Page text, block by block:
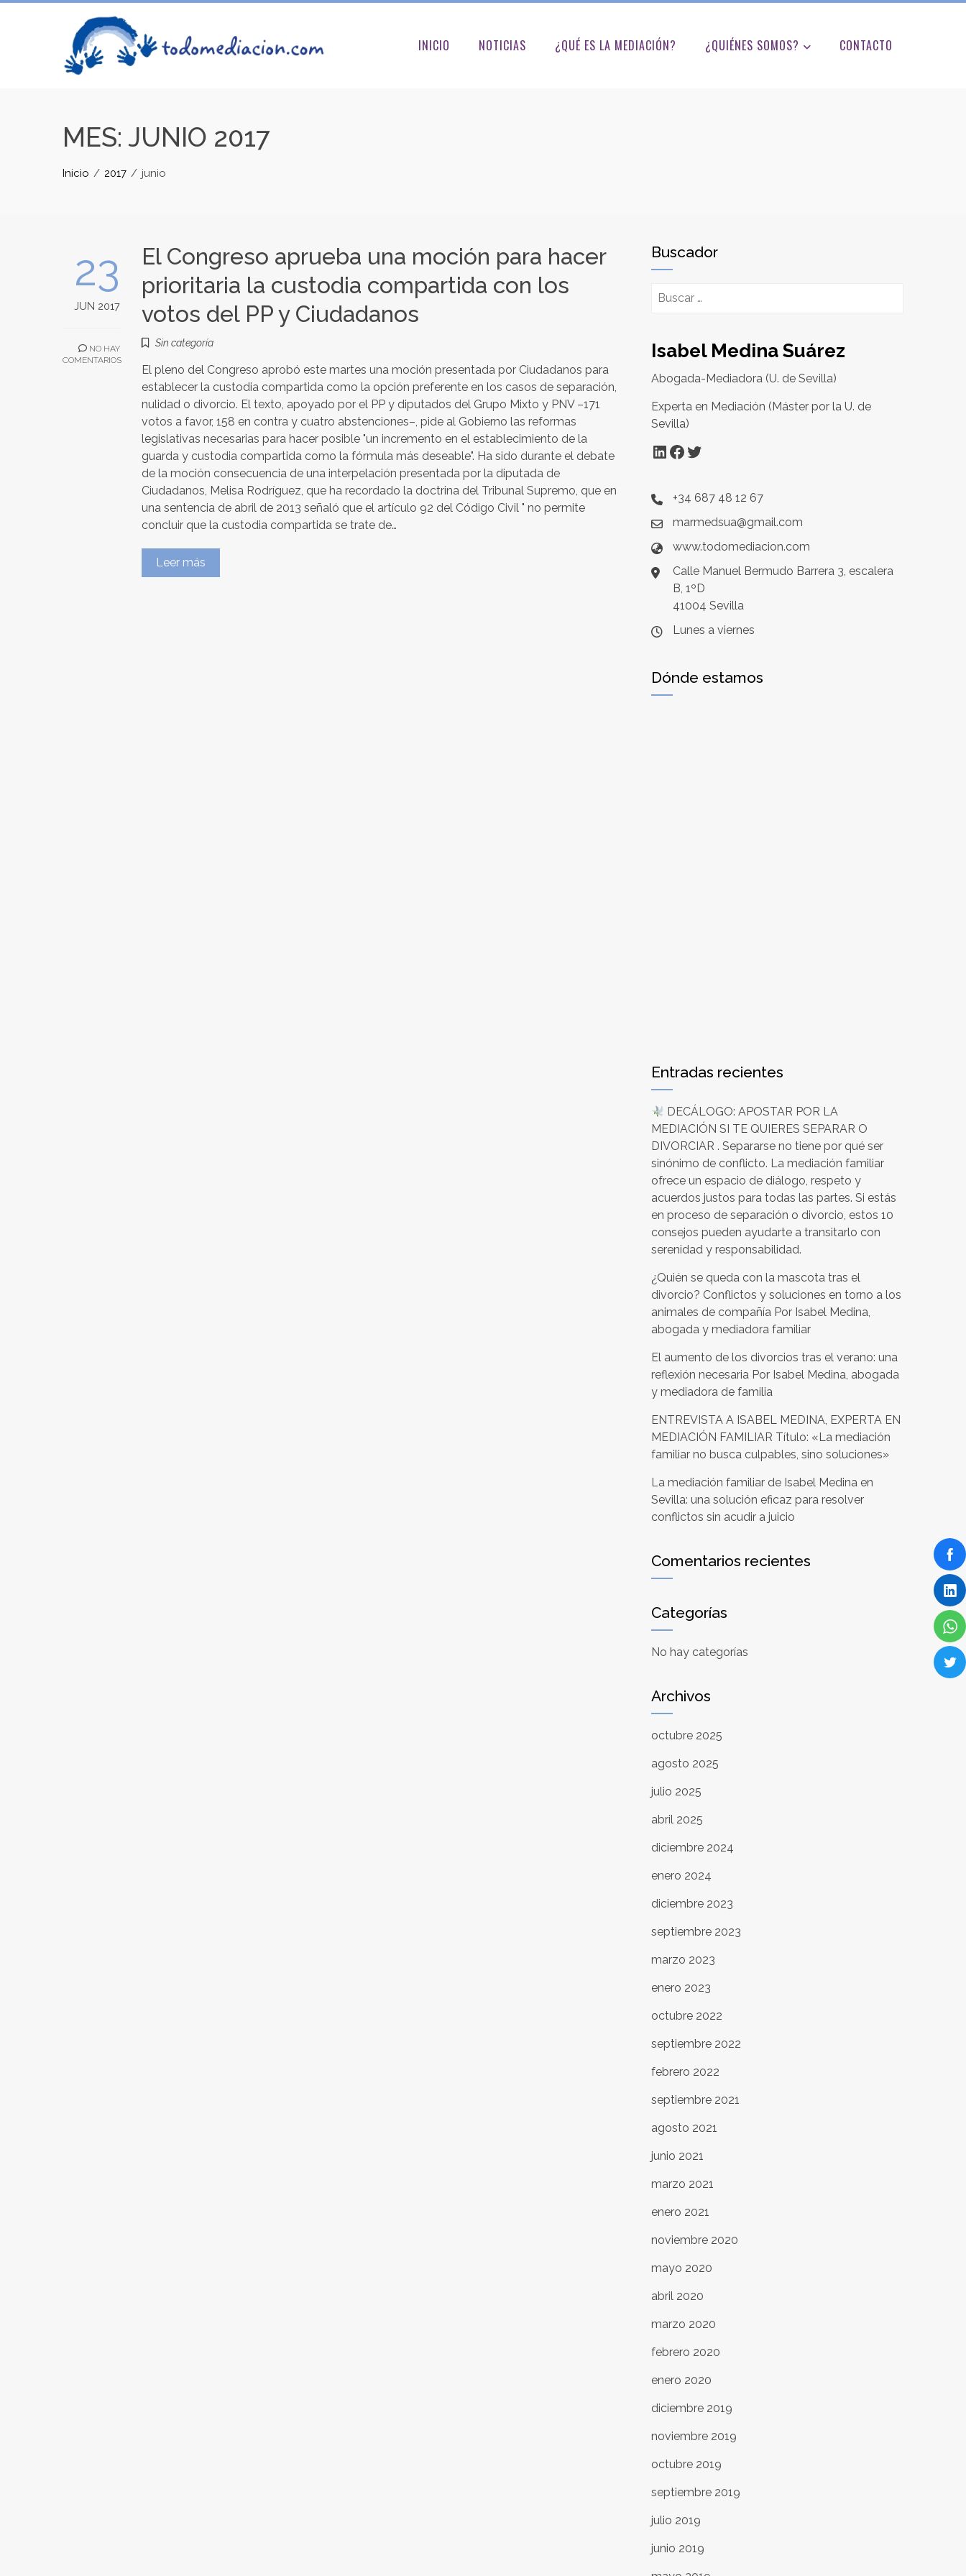
Skip
INICIO NOTICIAS ¿QUÉ ES LA MEDIACIÓN? ¿QUIÉNES SOMOS? CONTACTO
MES: JUNIO 2017
Inicio 2017 junio
23
JUN 2017
NO HAY
COMENTARIOS
El Congreso aprueba una moción para hacer
prioritaria la custodia compartida con los
votos del PP y Ciudadanos
Sin categoría
El pleno del Congreso aprobó este martes una moción presentada por Ciudadanos para
establecer la custodia compartida como la opción preferente en los casos de separación,
nulidad o divorcio. El texto, apoyado por el PP y diputados del Grupo Mixto y PNV –171
votos a favor, 158 en contra y cuatro abstenciones–, pide al Gobierno las reformas
legislativas necesarias para hacer posible "un incremento en el establecimiento de la
guarda y custodia compartida como la fórmula más deseable". Ha sido durante el debate
de la moción consecuencia de una interpelación presentada por la diputada de
Ciudadanos, Melisa Rodríguez, que ha recordado la doctrina del Tribunal Supremo, que en
una sentencia de abril de 2013 señaló que el artículo 92 del Código Civil " no permite
concluir que la custodia compartida se trate de…
Leer más
Buscador
Buscar:
Isabel Medina Suárez
Abogada-Mediadora (U. de Sevilla)
Experta en Mediación (Máster por la U. de
Sevilla)
LinkedIn
Facebook
Twitter
+34 687 48 12 67
marmedsua@gmail.com
www.todomediacion.com
Calle Manuel Bermudo Barrera 3, escalera
B, 1ºD
41004 Sevilla
Lunes a viernes
Dónde estamos
Entradas recientes
DECÁLOGO: APOSTAR POR LA
MEDIACIÓN SI TE QUIERES SEPARAR O
DIVORCIAR . Separarse no tiene por qué ser
sinónimo de conflicto. La mediación familiar
ofrece un espacio de diálogo, respeto y
acuerdos justos para todas las partes. Si estás
en proceso de separación o divorcio, estos 10
consejos pueden ayudarte a transitarlo con
serenidad y responsabilidad.
¿Quién se queda con la mascota tras el
divorcio? Conflictos y soluciones en torno a los
animales de compañía Por Isabel Medina,
abogada y mediadora familiar
El aumento de los divorcios tras el verano: una
reflexión necesaria Por Isabel Medina, abogada
y mediadora de familia
ENTREVISTA A ISABEL MEDINA, EXPERTA EN
MEDIACIÓN FAMILIAR Título: «La mediación
familiar no busca culpables, sino soluciones»
La mediación familiar de Isabel Medina en
Sevilla: una solución eficaz para resolver
conflictos sin acudir a juicio
Comentarios recientes
Categorías
No hay categorías
Archivos
octubre 2025
agosto 2025
julio 2025
abril 2025
diciembre 2024
enero 2024
diciembre 2023
septiembre 2023
marzo 2023
enero 2023
octubre 2022
septiembre 2022
febrero 2022
septiembre 2021
agosto 2021
junio 2021
marzo 2021
enero 2021
noviembre 2020
mayo 2020
abril 2020
marzo 2020
febrero 2020
enero 2020
diciembre 2019
noviembre 2019
octubre 2019
septiembre 2019
julio 2019
junio 2019